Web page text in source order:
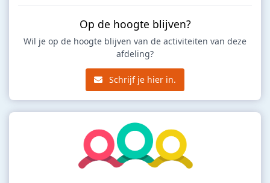
Op de hoogte blijven?
Wil je op de hoogte blijven van de activiteiten van deze
afdeling?
Schrijf je hier in.